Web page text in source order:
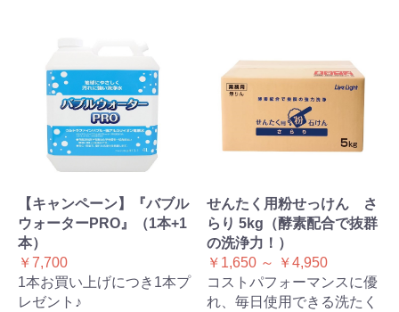
【キャンペーン】『バブル
ウォーターPRO』（1本+1
本）
￥7,700
1本お買い上げにつき1本プ
レゼント♪
せんたく用粉せっけん さ
らり 5kg（酵素配合で抜群
の洗浄力！）
￥1,650 ～ ￥4,950
コストパフォーマンスに優
れ、毎日使用できる洗たく